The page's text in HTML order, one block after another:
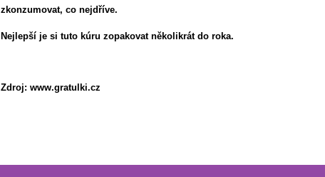
zkonzumovat, co nejdříve.
Nejlepší je si tuto kúru zopakovat několikrát do roka.
Zdroj: www.gratulki.cz